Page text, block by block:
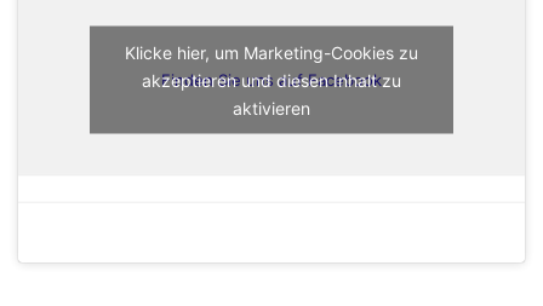
Finden Sie uns auf Facebook
Klicke hier, um Marketing-Cookies zu
akzeptieren und diesen Inhalt zu
aktivieren